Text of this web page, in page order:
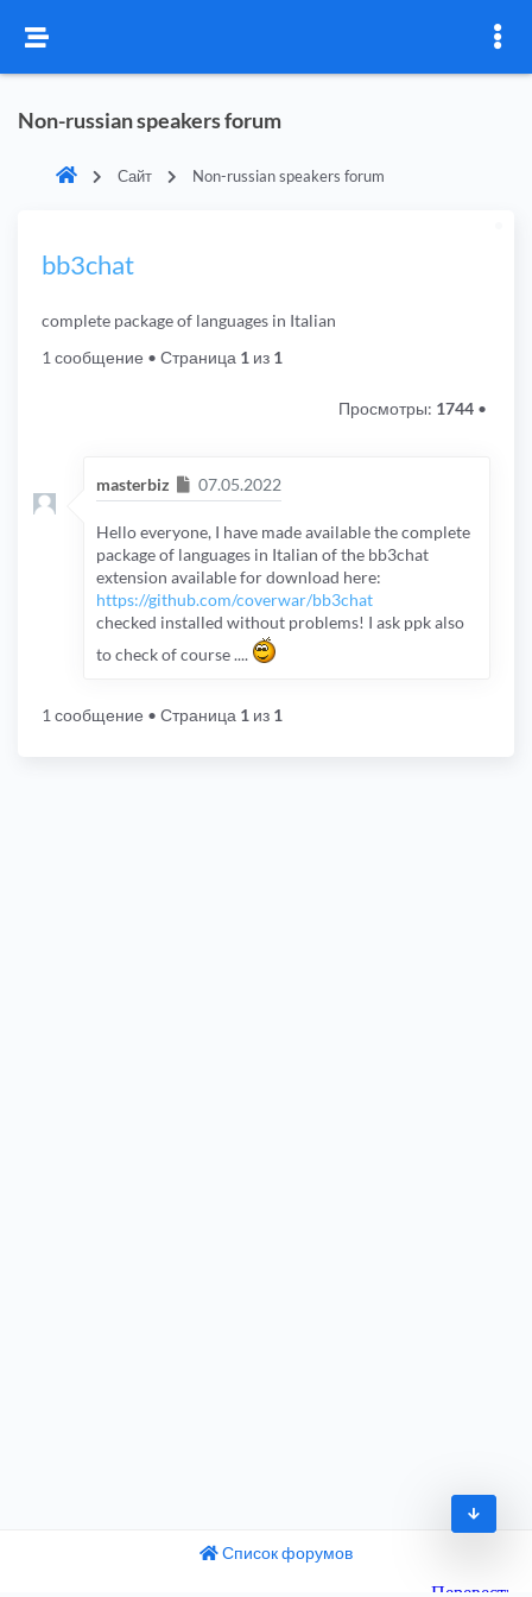
Non-russian speakers forum
Сайт Non-russian speakers forum
bb3chat
complete package of languages in Italian
1 сообщение • Страница 1 из 1
Просмотры: 1744 •
masterbiz Сообщение
07.05.2022
Hello everyone, I have made available the complete
package of languages in Italian of the bb3chat
extension available for download here:
https://github.com/coverwar/bb3chat
checked installed without problems! I ask ppk also
to check of course ....
1 сообщение • Страница 1 из 1
Список форумов